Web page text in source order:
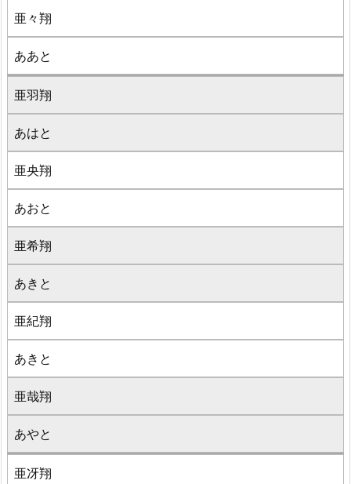
亜々翔
ああと
亜羽翔
あはと
亜央翔
あおと
亜希翔
あきと
亜紀翔
あきと
亜哉翔
あやと
亜冴翔